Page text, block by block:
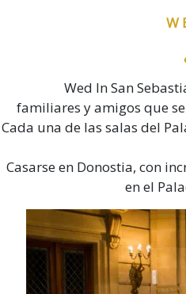
W
Wed In San
familiares y amigos que
Cada una de las salas del
Casarse en Donostia, con
en el